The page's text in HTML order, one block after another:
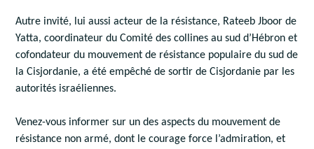
Autre invité, lui aussi acteur de la résistance, Rateeb Jboor de
Yatta, coordinateur du Comité des collines au sud d’Hébron et
cofondateur du mouvement de résistance populaire du sud de
la Cisjordanie, a été empêché de sortir de Cisjordanie par les
autorités israéliennes.
Venez-vous informer sur un des aspects du mouvement de
résistance non armé, dont le courage force l’admiration, et